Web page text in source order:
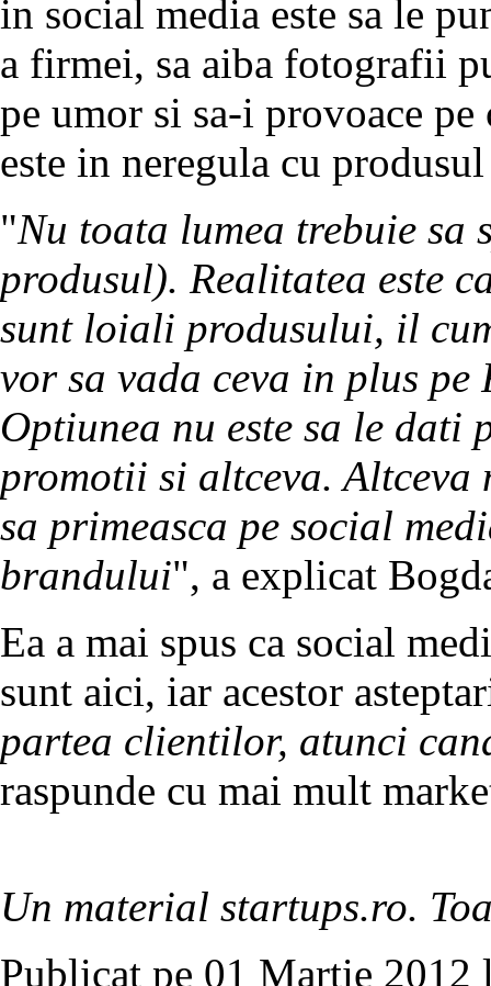
in social media este sa le
a firmei, sa aiba fotografii
pe umor si sa-i provoace pe
este in neregula cu
"Nu toata lumea trebuie sa
produsul). Realitatea este
sunt loiali produsului, il
vor sa vada ceva in plus pe
Optiunea nu este sa le dati
promotii si altceva. Altceva
sa primeasca pe social
brandului", a explicat
Ea a mai spus ca social
sunt aici, iar acestor
partea clientilor, atunci
raspunde cu mai mult
Un material startups.ro.
Publicat pe 01 Martie 2012